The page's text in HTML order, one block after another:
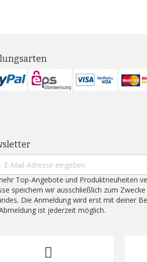
Top-Angebote und Produktneuheiten
speichern wir ausschließlich zum
Die Anmeldung wird erst mit deiner
ist jederzeit möglich.